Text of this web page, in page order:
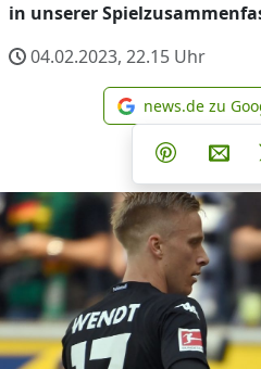
in unserer
04.02.2023, 22.15 Uhr
news.de zu
Teilen
Teilen auf
Per